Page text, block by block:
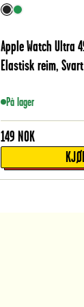
Apple Watch Ultra
Elastisk reim, Svart
På lager
149 NOK